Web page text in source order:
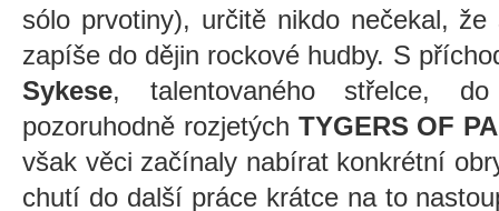
sólo prvotiny), určitě nikdo nečekal,
zapíše do dějin rockové hudby. S
Sykese, talentovaného střelce,
pozoruhodně rozjetých TYGERS OF
však věci začínaly nabírat konkrétní
chutí do další práce krátce na to